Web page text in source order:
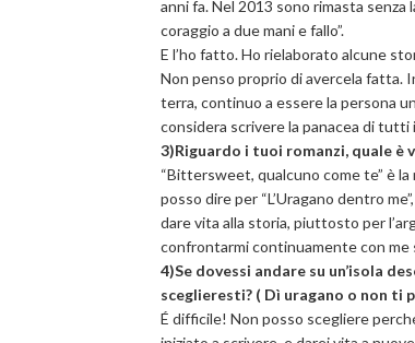
anni fa. Nel 2013 sono rimasta
coraggio a due mani e fallo”.
E l’ho fatto. Ho rielaborato alcune
Non penso proprio di avercela fatta.
terra, continuo a essere la persona
considera scrivere la panacea di
3)Riguardo i tuoi romanzi, quale è
“Bittersweet, qualcuno come te” è
posso dire per “L’Uragano dentro
dare vita alla storia, piuttosto per
confrontarmi continuamente con me
4)Se dovessi andare su un’isola
sceglieresti? ( Dì uragano o non ti
É difficile! Non posso scegliere